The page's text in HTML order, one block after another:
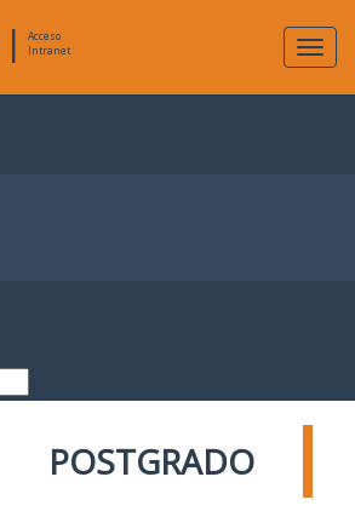
|
Acceso
Intranet
POSTGRADO